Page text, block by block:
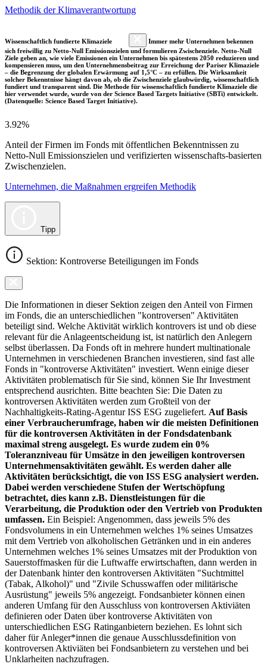
Methodik der Klimaverantwortung
Wissenschaftlich fundierte Klimaziele
Immer mehr Unternehmen bekennen
sich freiwillig zu Netto-Null Emissionszielen und formulieren Zwischenziele. Netto-Null
Ziele geben an, wie viele Emissionen ein Unternehmen bis spätestens 2050 reduzieren und
kompensieren muss, um den Unternehmensbeitrag zur Erreichung der Pariser Klimaziele
– die Begrenzung der globalen Erwärmung auf 1,5°C – zu erfüllen. Die Wirksamkeit
solcher Bekenntnisse hängt davon ab, ob die Zwischenziele glaubwürdig, wissenschaftlich
fundiert und transparent sind. Die Methode für wissenschaftlich fundierte Klimaziele die
hier verwendet wurde, wurde von der Science Based Targets Initiative (SBTi) entwickelt.
(Datenquelle: Science Based Target Initiative).
3.92%
Anteil der Firmen im Fonds mit öffentlichen Bekenntnissen zu
Netto-Null Emissionszielen und verifizierten wissenschafts-basierten
Zwischenzielen.
Unternehmen, die Maßnahmen ergreifen Methodik
Tipp
Sektion: Kontroverse Beteiligungen im Fonds
Die Informationen in dieser Sektion zeigen den Anteil von Firmen
im Fonds, die an unterschiedlichen "kontroversen" Aktivitäten
beteiligt sind. Welche Aktivität wirklich kontrovers ist und ob diese
relevant für die Anlageentscheidung ist, ist natürlich den Anlegern
selbst überlassen. Da Fonds oft in mehrere hundert multinationale
Unternehmen in verschiedenen Branchen investieren, sind fast alle
Fonds in "kontroverse Aktivitäten" investiert. Wenn einige dieser
Aktivitäten problematisch für Sie sind, können Sie Ihr Investment
entsprechend ausrichten. Bitte beachten Sie: Die Daten zu
kontroversen Aktivitäten werden zum Großteil von der
Nachhaltigkeits-Rating-Agentur ISS ESG zugeliefert. Auf Basis
einer Verbraucherumfrage, haben wir die meisten Definitionen
für die kontroversen Aktivitäten in der Fondsdatenbank
maximal streng ausgelegt. Es wurde zudem ein 0%
Toleranzniveau für Umsätze in den jeweiligen kontroversen
Unternehmensaktivitäten gewählt. Es werden daher alle
Aktivitäten berücksichtigt, die von ISS ESG analysiert werden.
Dabei werden verschiedene Stufen der Wertschöpfung
betrachtet, dies kann z.B. Dienstleistungen für die
Verarbeitung, die Produktion oder den Vertrieb von Produkten
umfassen. Ein Beispiel: Angenommen, dass jeweils 5% des
Fondsvolumens in ein Unternehmen welches 1% seines Umsatzes
mit dem Vertrieb von alkoholischen Getränken und in ein anderes
Unternehmen welches 1% seines Umsatzes mit der Produktion von
Sauerstoffmasken für die Luftwaffe erwirtschaften, dann werden in
der Datenbank hinter den kontroversen Aktivitäten "Suchtmittel
(Tabak, Alkohol)" und "Zivile Schusswaffen oder militärische
Ausrüstung" jeweils 5% angezeigt. Fondsanbieter können einen
anderen Umfang für den Ausschluss von kontroversen Aktiviäten
definieren oder Daten über kontroverse Aktivitäten von
unterschiedlichen ESG Ratinganbietern beziehen. Es lohnt sich
daher für Anleger*innen die genaue Ausschlussdefinition von
kontroversen Aktiviäten bei Fondsanbietern zu verstehen und bei
Unklarheiten nachzufragen.